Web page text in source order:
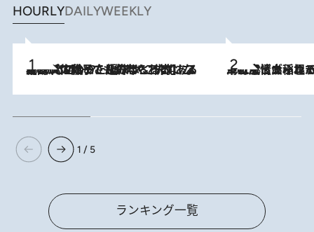
HOURLYDAILYWEEKLY
2026.8.5
【阿川佐和子さんの年とる力】なぜ70代で始めた趣味は“こんなに楽しい”のか？ ピアノ、俳句…スランプに陥っても続けられる“ある秘訣”とは 2026.8.5
下町風情あふれる台北屈指の人気エリア・大稲埕でセンスのいい台湾土産《ヴ
1 / 5
ランキング一覧